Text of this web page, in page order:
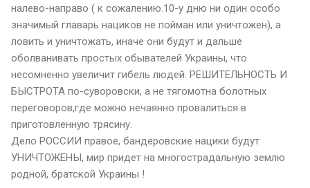
налево-направо ( к сожалению.10-у дню ни один особо
значимый главарь нациков не пойман или уничтожен), а
ловить и уничтожать, иначе они будут и дальше
оболванивать простых обывателей Украины, что
несомненно увеличит гибель людей. РЕШИТЕЛЬНОСТЬ И
БЫСТРОТА по-суворовски, а не тягомотна болотных
переговоров,где можно нечаянно провалиться в
приготовленную трясину.
Дело РОССИИ правое, бандеровские нацики будут
УНИЧТОЖЕНЫ, мир придет на многострадальную землю
родной, братской Украины !